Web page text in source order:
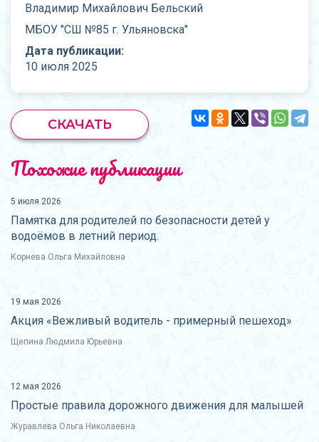
Владимир Михайлович Бельский
МБОУ "СШ №85 г. Ульяновска"
Дата публикации:
10 июля 2025
СКАЧАТЬ
Похожие публикации
5 июля 2026
Памятка для родителей по безопасности детей у
водоёмов в летний период.
Корнева Ольга Михайловна
19 мая 2026
Акция «Вежливый водитель - примерный пешеход»
Щепина Людмила Юрьевна
12 мая 2026
Простые правила дорожного движения для малышей
Журавлева Ольга Николаевна